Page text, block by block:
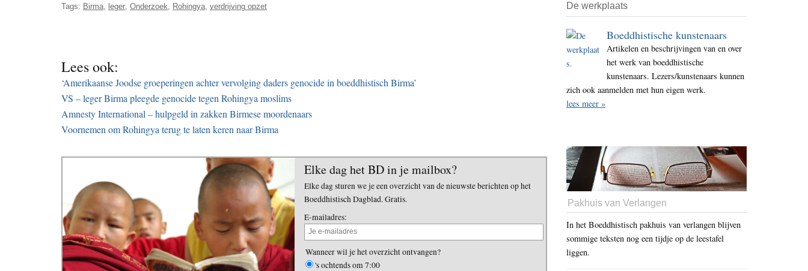
Tags: Birma leger Onderzoek Rohingya verdrijving opzet
Lees ook:
‘Amerikaanse Joodse groeperingen achter vervolging daders genocide in boeddhistisch Birma’
VS – leger Birma pleegde genocide tegen Rohingya moslims
Amnesty International – hulpgeld in zakken Birmese moordenaars
Voornemen om Rohingya terug te laten keren naar Birma
Elke dag het BD in je mailbox?
Elke dag sturen we je een overzicht van de nieuwste berichten op het
Boeddhistisch Dagblad. Gratis.
E-mailadres:
Wanneer wil je het overzicht ontvangen?
's ochtends om 7:00
De werkplaats
Boeddhistische kunstenaars
Artikelen en beschrijvingen van en over
het werk van boeddhistische
kunstenaars. Lezers/kunstenaars kunnen
zich ook aanmelden met hun eigen werk.
lees meer »
Pakhuis van Verlangen
In het Boeddhistisch pakhuis van verlangen blijven
sommige teksten nog een tijdje op de leestafel
liggen.